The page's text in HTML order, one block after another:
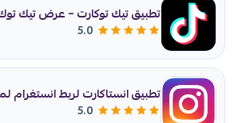
تطبيق تيك توكارت – عرض تيك
5.0
تطبيق انستاكارت لربط انستغرام
5.0